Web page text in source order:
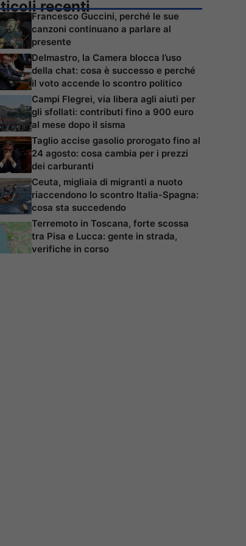
recenti
Francesco Guccini, perché le sue
canzoni continuano a parlare al
presente
Delmastro, la Camera blocca l’uso
della chat: cosa è successo e perché
il voto accende lo scontro politico
Campi Flegrei, via libera agli aiuti per
gli sfollati: contributi fino a 900 euro
al mese dopo il sisma
Taglio accise gasolio prorogato fino al
24 agosto: cosa cambia per i prezzi
dei carburanti
Ceuta, migliaia di migranti a nuoto
riaccendono lo scontro Italia-Spagna:
cosa sta succedendo
Terremoto in Toscana, forte scossa
tra Pisa e Lucca: gente in strada,
verifiche in corso